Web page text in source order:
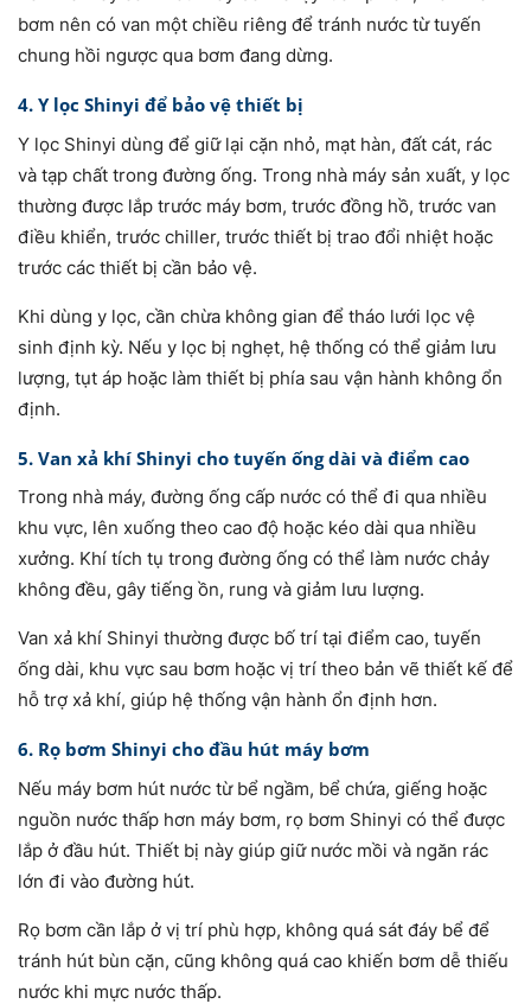
bơm nên có van một chiều riêng để tránh nước từ tuyến
chung hồi ngược qua bơm đang dừng.
4. Y lọc Shinyi để bảo vệ thiết bị
Y lọc Shinyi dùng để giữ lại cặn nhỏ, mạt hàn, đất cát, rác
và tạp chất trong đường ống. Trong nhà máy sản xuất, y lọc
thường được lắp trước máy bơm, trước đồng hồ, trước van
điều khiển, trước chiller, trước thiết bị trao đổi nhiệt hoặc
trước các thiết bị cần bảo vệ.
Khi dùng y lọc, cần chừa không gian để tháo lưới lọc vệ
sinh định kỳ. Nếu y lọc bị nghẹt, hệ thống có thể giảm lưu
lượng, tụt áp hoặc làm thiết bị phía sau vận hành không ổn
định.
5. Van xả khí Shinyi cho tuyến ống dài và điểm cao
Trong nhà máy, đường ống cấp nước có thể đi qua nhiều
khu vực, lên xuống theo cao độ hoặc kéo dài qua nhiều
xưởng. Khí tích tụ trong đường ống có thể làm nước chảy
không đều, gây tiếng ồn, rung và giảm lưu lượng.
Van xả khí Shinyi thường được bố trí tại điểm cao, tuyến
ống dài, khu vực sau bơm hoặc vị trí theo bản vẽ thiết kế để
hỗ trợ xả khí, giúp hệ thống vận hành ổn định hơn.
6. Rọ bơm Shinyi cho đầu hút máy bơm
Nếu máy bơm hút nước từ bể ngầm, bể chứa, giếng hoặc
nguồn nước thấp hơn máy bơm, rọ bơm Shinyi có thể được
lắp ở đầu hút. Thiết bị này giúp giữ nước mồi và ngăn rác
lớn đi vào đường hút.
Rọ bơm cần lắp ở vị trí phù hợp, không quá sát đáy bể để
tránh hút bùn cặn, cũng không quá cao khiến bơm dễ thiếu
nước khi mực nước thấp.